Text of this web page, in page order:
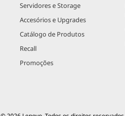
Servidores e Storage
Accesórios e Upgrades
Catálogo de Produtos
Recall
Promoções